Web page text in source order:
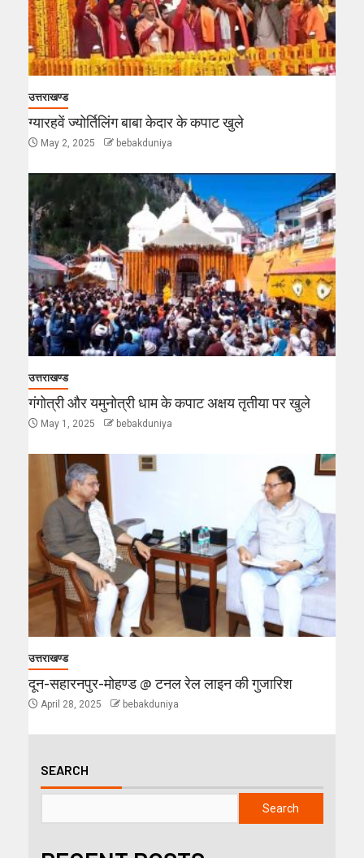
उत्तराखण्ड
ग्यारहवें ज्योर्तिलिंग बाबा केदार के कपाट खुले
May 2, 2025 bebakduniya
उत्तराखण्ड
गंगोत्री और यमुनोत्री धाम के कपाट अक्षय तृतीया पर खुले
May 1, 2025 bebakduniya
उत्तराखण्ड
दून-सहारनपुर-मोहण्ड @ टनल रेल लाइन की गुजारिश
April 28, 2025 bebakduniya
SEARCH
Search